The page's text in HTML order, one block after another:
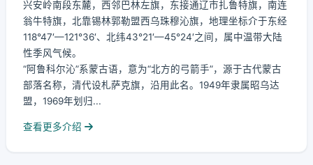
兴安岭南段东麓，西邻巴林左旗，东接通辽市扎鲁特旗，南连
翁牛特旗，北靠锡林郭勒盟西乌珠穆沁旗，地理坐标介于东经
118°47′—121°36′、北纬43°21′—45°24′之间，属中温带大陆
性季风气候。
“阿鲁科尔沁”系蒙古语，意为“北方的弓箭手”，源于古代蒙古
部落名称，清代设札萨克旗，沿用此名。1949年隶属昭乌达
盟，1969年划归...
查看更多介绍